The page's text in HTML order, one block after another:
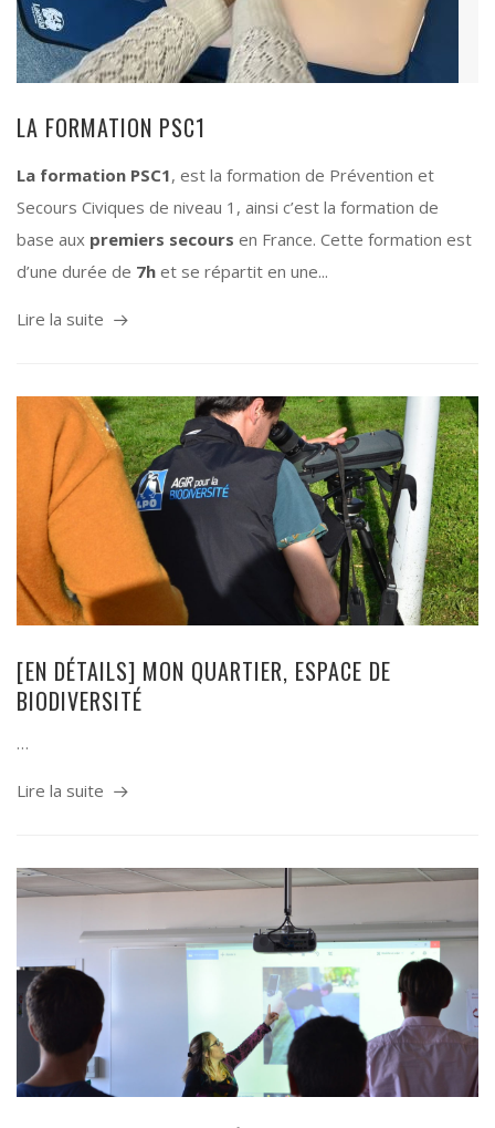
LA FORMATION PSC1
La formation PSC1, est la formation de Prévention et
Secours Civiques de niveau 1, ainsi c’est la formation de
base aux premiers secours en France. Cette formation est
d’une durée de 7h et se répartit en une...
Lire la suite
[EN DÉTAILS] MON QUARTIER, ESPACE DE
BIODIVERSITÉ
…
Lire la suite